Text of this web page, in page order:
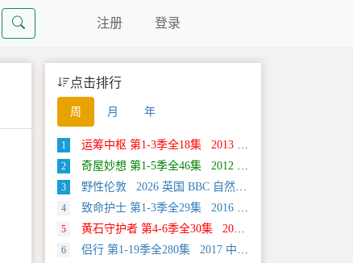
注册 登录
点击排行
周 月 年
1 运筹中枢 第1-3季全18集 2013 美国 Discovery 科学类纪录片
2 奇屋妙想 第1-5季全46集 2012 美国 HGTV 真人秀&舞台类纪录片
3 野性伦敦 2026 英国 BBC 自然类纪录片
4 致命护士 第1-3季全29集 2016 英国 传记类纪录片
5 黄石守护者 第4-6季全30集 2024 美国 Discovery 真人秀&舞台类纪录片
6 侣行 第1-19季全280集 2017 中国大陆 旅行类纪录片